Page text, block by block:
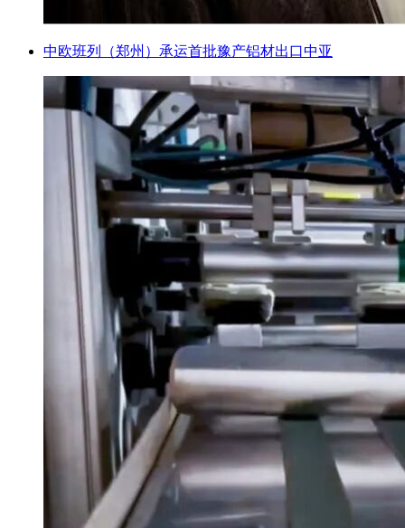
中欧班列（郑州）承运首批豫产铝材出口中亚